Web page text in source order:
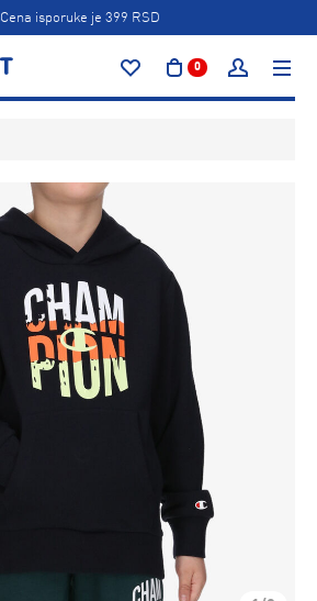
Cena isporuke je 399 RSD
0